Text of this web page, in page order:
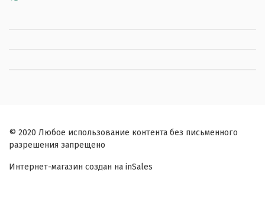
© 2020 Любое использование контента без письменного
разрешения запрещено
Интернет-магазин создан на inSales